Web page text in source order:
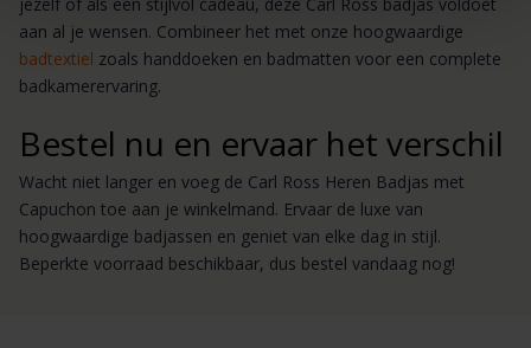
aan al je wensen. Combineer het met onze hoogwaardige
badtextiel zoals handdoeken en badmatten voor een complete
badkamerervaring.
Bestel nu en ervaar het verschil
Wacht niet langer en voeg de Carl Ross Heren Badjas met
Capuchon toe aan je winkelmand. Ervaar de luxe van
hoogwaardige badjassen en geniet van elke dag in stijl.
Beperkte voorraad beschikbaar, dus bestel vandaag nog!